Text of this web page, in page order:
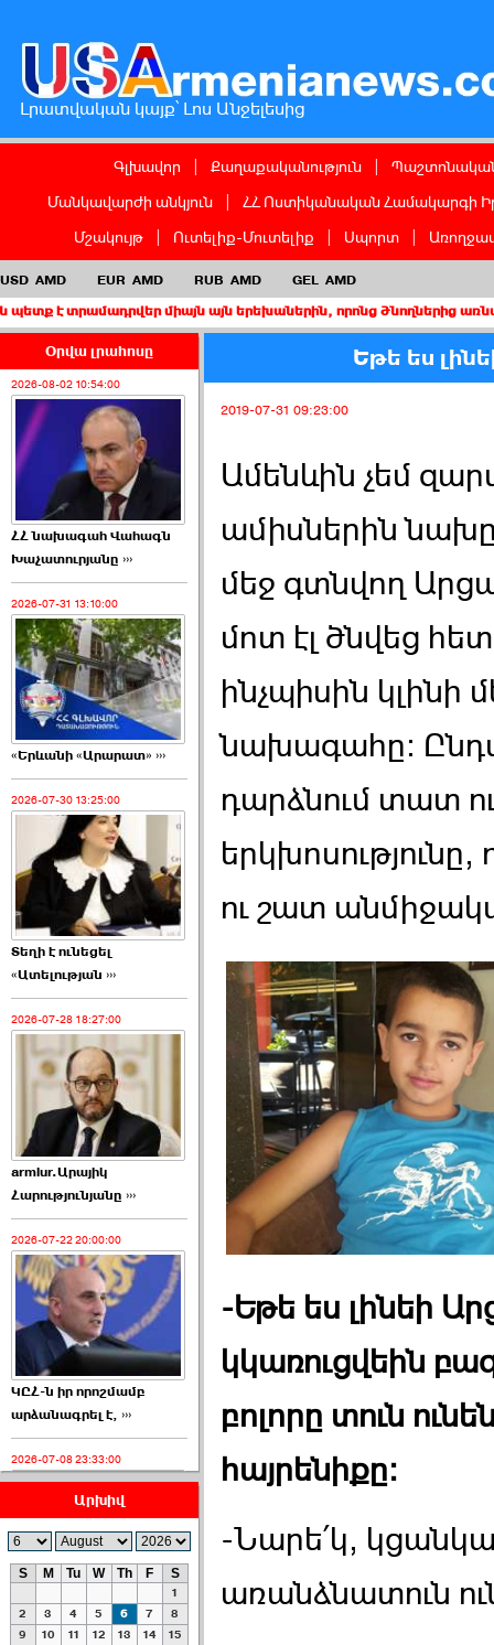
Լրատվական կայք՝ Լոս Անջելեսից
Գլխավոր Քաղաքականություն
Մանկավարժի անկյուն
ՀՀ Ոստիկանական Համակարգի
Մշակույթ
Ուտելիք-Մուտելիք Սպորտ
USD AMD EUR AMD RUB AMD GEL AMD
միայն այն երեխաներին, որոնց ծնողներից առնվազն
Օրվա լրահոսը
2026-08-02 10:54:00
ՀՀ նախագահ Վահագն
Խաչատուրյանը ›››
2026-07-31 13:10:00
«Երևանի «Արարատ» ›››
2026-07-30 13:25:00
Տեղի է ունեցել
«Ատելության ›››
2026-07-28 18:27:00
armlur.Արայիկ
Հարությունյանը ›››
2026-07-22 20:00:00
ԿԸՀ-ն իր որոշմամբ
արձանագրել է, ›››
2026-07-08 23:33:00
ՀԱՅԱՊԱՀՊԱՆՈՒԹԻՒՆ՝
ՀԱՒԱՏՔԻ ԵՒ
Արխիվ
S M Tu W Th F S
1
2
3 4 5 6 7
8
9
10 11 12 13 14
15
Եթե ես
2019-07-31 09:23:00
Ամենևին չեմ
ամիսներին
մեջ գտնվող
մոտ էլ ծնվեց
ինչպիսին կլինի
նախագահը:
դարձնում տատ
ու շատ
-Եթե ես լինեի
կկառուցվեին
բոլորը տուն
հայրենիքը:
-Նարե՛կ,
առանձնատուն